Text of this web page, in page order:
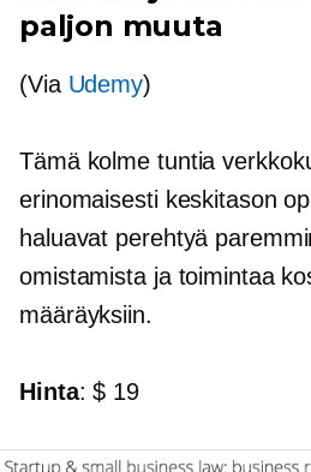
paljon muuta
(Via Udemy)
Tämä kolme tuntia
erinomaisesti keskitason
haluavat perehtyä
omistamista ja toimintaa
määräyksiin.
Hinta: $ 19